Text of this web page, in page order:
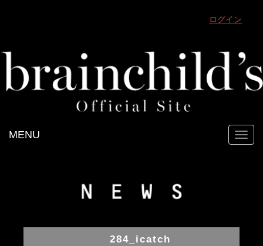
ログイン
MENU
284_icatch